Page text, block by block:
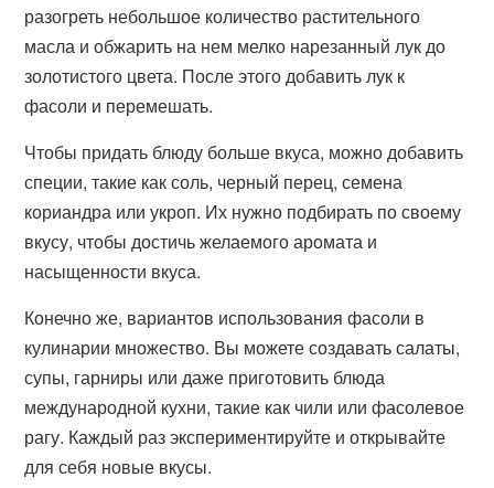
разогреть небольшое количество растительного
масла и обжарить на нем мелко нарезанный лук до
золотистого цвета. После этого добавить лук к
фасоли и перемешать.
Чтобы придать блюду больше вкуса, можно добавить
специи, такие как соль, черный перец, семена
кориандра или укроп. Их нужно подбирать по своему
вкусу, чтобы достичь желаемого аромата и
насыщенности вкуса.
Конечно же, вариантов использования фасоли в
кулинарии множество. Вы можете создавать салаты,
супы, гарниры или даже приготовить блюда
международной кухни, такие как чили или фасолевое
рагу. Каждый раз экспериментируйте и открывайте
для себя новые вкусы.